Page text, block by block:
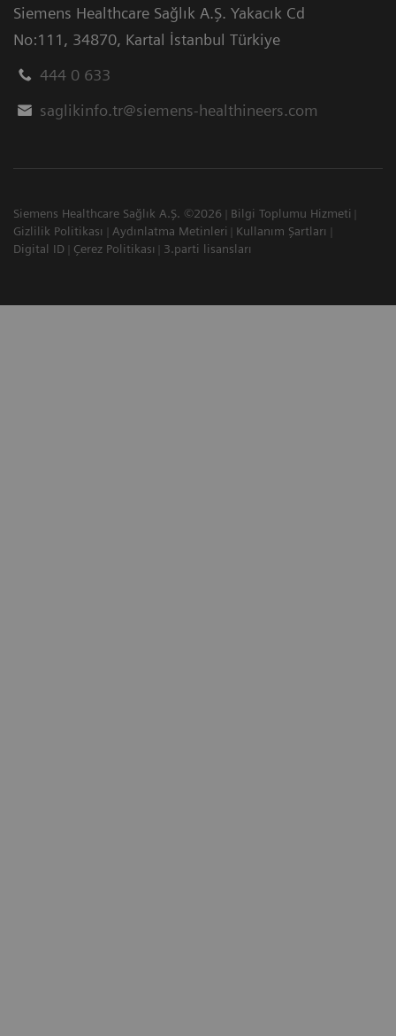
Siemens Healthcare Sağlık A.Ş. Yakacık Cd
No:111 , 34870, Kartal İstanbul Türkiye
444 0 633
saglikinfo.tr@siemens-healthineers.com
Siemens Healthcare Sağlık A.Ş. ©2026
Bilgi Toplumu Hizmeti
Gizlilik Politikası
Aydınlatma Metinleri
Kullanım Şartları
Digital ID
Çerez Politikası 3.parti lisansları